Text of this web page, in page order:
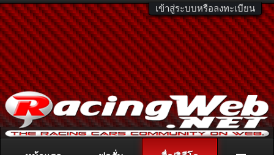
เข้าสู่ระบบหรือลงทะเบียน